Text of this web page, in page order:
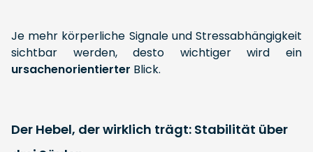
Je mehr körperliche Signale und Stressabhängigkeit
sichtbar werden, desto wichtiger wird ein
ursachenorientierter Blick.
Der Hebel, der wirklich trägt: Stabilität über